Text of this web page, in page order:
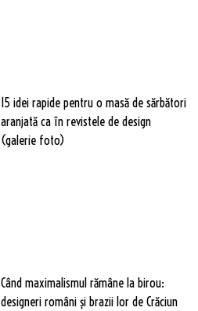
15 idei rapide pentru o masă de sărbători
aranjată ca în revistele de design
(galerie foto)
Când maximalismul rămâne la birou:
designeri români și brazii lor de Crăciun